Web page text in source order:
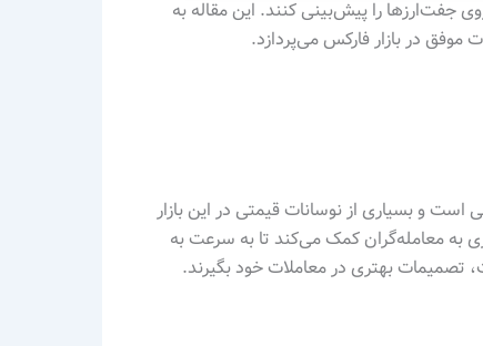
جفت‌ارزها را پیش‌بینی کنند. این مقاله به
موفق در بازار فارکس می‌پردازد.
و بسیاری از نوسانات قیمتی در این بازار
به معامله‌گران کمک می‌کند تا به سرعت به
تصمیمات بهتری در معاملات خود بگیرند.